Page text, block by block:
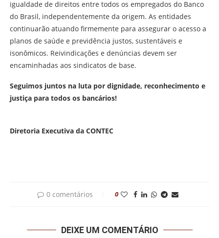
igualdade de direitos entre todos os empregados do Banco
do Brasil, independentemente da origem. As entidades
continuarão atuando firmemente para assegurar o acesso a
planos de saúde e previdência justos, sustentáveis e
isonômicos. Reivindicações e denúncias devem ser
encaminhadas aos sindicatos de base.
Seguimos juntos na luta por dignidade, reconhecimento e
justiça para todos os bancários!
Diretoria Executiva da CONTEC
0 comentários 0
DEIXE UM COMENTÁRIO